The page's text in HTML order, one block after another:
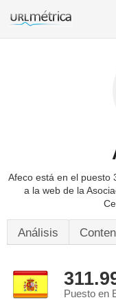
Afeco está en el puesto
a la web de la
Análisis
Puesto en